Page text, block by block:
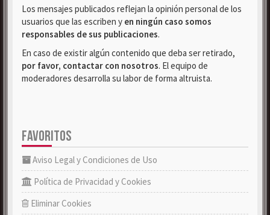
Los mensajes publicados reflejan la opinión personal de los
usuarios que las escriben y en ningún caso somos
responsables de sus publicaciones.
En caso de existir algún contenido que deba ser retirado,
por favor, contactar con nosotros. El equipo de
moderadores desarrolla su labor de forma altruista.
FAVORITOS
Aviso Legal y Condiciones de Uso
Política de Privacidad y Cookies
Eliminar Cookies